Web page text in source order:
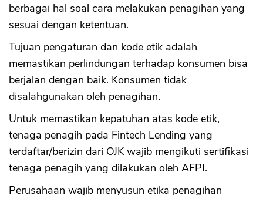
berbagai hal soal cara melakukan penagihan yang
sesuai dengan ketentuan.
Tujuan pengaturan dan kode etik adalah
memastikan perlindungan terhadap konsumen bisa
berjalan dengan baik. Konsumen tidak
disalahgunakan oleh penagihan.
Untuk memastikan kepatuhan atas kode etik,
tenaga penagih pada Fintech Lending yang
terdaftar/berizin dari OJK wajib mengikuti sertifikasi
tenaga penagih yang dilakukan oleh AFPI.
Perusahaan wajib menyusun etika penagihan
OK
CANCEL